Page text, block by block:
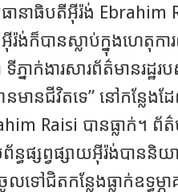
ធានាធិបតីអុីរ៉ង់ Ebrahim
រ៉ង់ក៏បានស្លាប់ក្នុងហេតុកា
ភ្នាក់ងារសារព័ត៌មានរដ្ឋ
នមានជីវិតទេ” នៅកន្លែងដ
Raisi បានធ្លាក់។ ព័
ព័ន្ធផ្សព្វផ្សាយអុីរ៉ង់បាននិ
លទៅជិតកន្លែងធ្លាក់ឧទ្ធ